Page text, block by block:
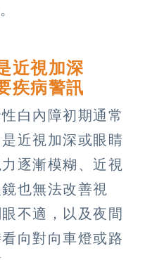
近視加深
疾病警訊
白內障初期通常
近視加深或眼睛
逐漸模糊、近視
也無法改善視
不適，以及夜間
向對向車燈或路